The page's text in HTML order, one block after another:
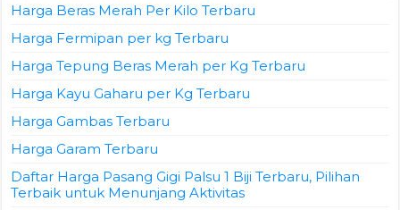
Harga Beras Merah Per Kilo Terbaru
Harga Fermipan per kg Terbaru
Harga Tepung Beras Merah per Kg Terbaru
Harga Kayu Gaharu per Kg Terbaru
Harga Gambas Terbaru
Harga Garam Terbaru
Daftar Harga Pasang Gigi Palsu 1 Biji Terbaru, Pilihan
Terbaik untuk Menunjang Aktivitas